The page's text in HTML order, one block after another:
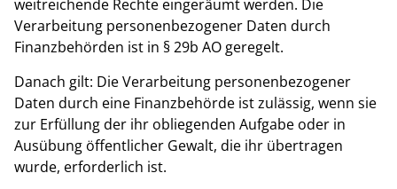
weitreichende Rechte eingeräumt werden. Die
Verarbeitung personenbezogener Daten durch
Finanzbehörden ist in § 29b AO geregelt.
Danach gilt: Die Verarbeitung personenbezogener
Daten durch eine Finanzbehörde ist zulässig, wenn sie
zur Erfüllung der ihr obliegenden Aufgabe oder in
Ausübung öffentlicher Gewalt, die ihr übertragen
wurde, erforderlich ist.